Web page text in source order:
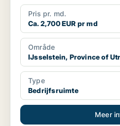
Pris pr. md.
Ca. 2,700 EUR pr md
Område
IJsselstein, Province of
Type
Bedrijfsruimte
Meer